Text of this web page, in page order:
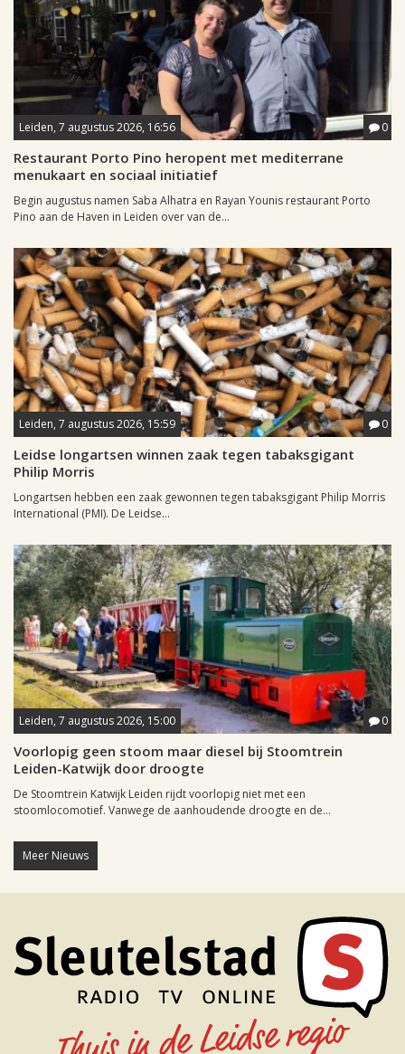
Leiden, 7 augustus 2026, 16:56 0
Restaurant Porto Pino heropent met mediterrane
menukaart en sociaal initiatief
Begin augustus namen Saba Alhatra en Rayan Younis restaurant Porto
Pino aan de Haven in Leiden over van de...
Leiden, 7 augustus 2026, 15:59 0
Leidse longartsen winnen zaak tegen tabaksgigant
Philip Morris
Longartsen hebben een zaak gewonnen tegen tabaksgigant Philip Morris
International (PMI). De Leidse...
Leiden, 7 augustus 2026, 15:00 0
Voorlopig geen stoom maar diesel bij Stoomtrein
Leiden-Katwijk door droogte
De Stoomtrein Katwijk Leiden rijdt voorlopig niet met een
stoomlocomotief. Vanwege de aanhoudende droogte en de...
Meer Nieuws